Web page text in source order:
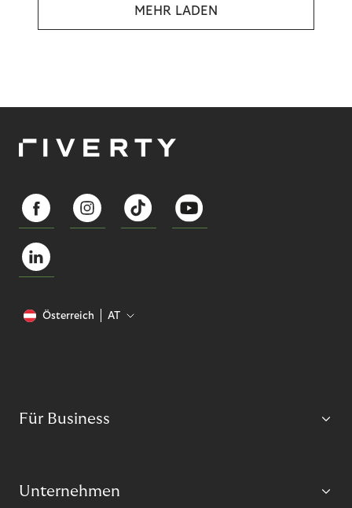
MEHR LADEN
Österreich AT
Für Business
Unternehmen